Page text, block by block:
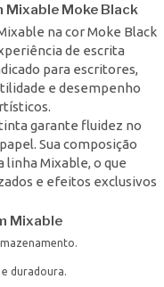
Moke Black
na cor Moke Black
de escrita
para escritores,
e desempenho
garante fluidez no
Sua composição
Mixable, o que
e efeitos exclusivos
Mixable
duradoura.